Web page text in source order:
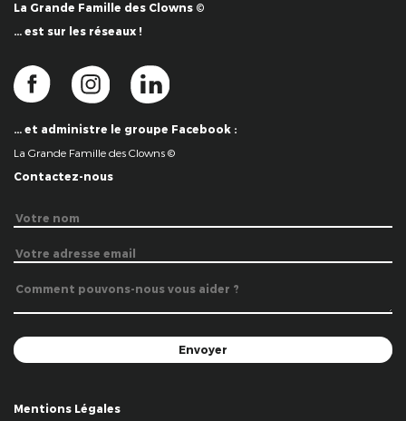
La Grande Famille des Clowns ©
… est sur les réseaux !
… et administre le groupe Facebook :
La Grande Famille des Clowns ©
Contactez-nous
Mentions Légales